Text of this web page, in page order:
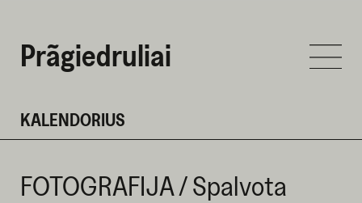
Prãgiedruliai
KALENDORIUS
FOTOGRAFIJA / Spalvota